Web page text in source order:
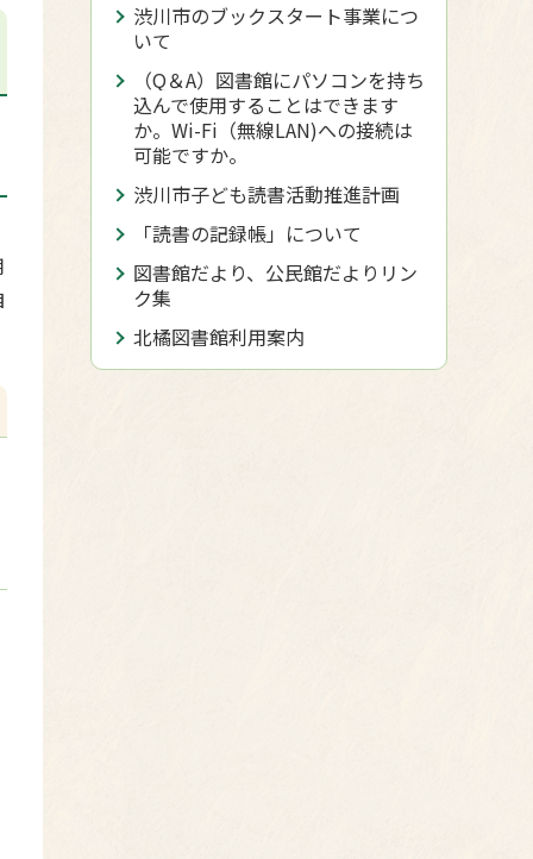
渋川市のブックスタート事業につ
いて
（Q＆A）図書館にパソコンを持ち
込んで使用することはできます
か。Wi-Fi（無線LAN)への接続は
可能ですか。
渋川市子ども読書活動推進計画
「読書の記録帳」について
図書館だより、公民館だよりリン
ク集
北橘図書館利用案内